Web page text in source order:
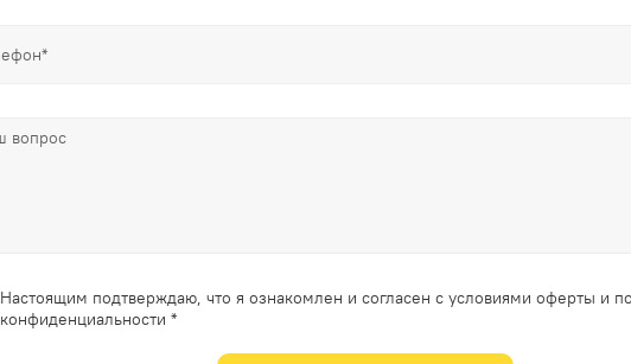
Настоящим подтверждаю, что я ознакомлен и согласен с условиями оферты и
конфиденциальности *